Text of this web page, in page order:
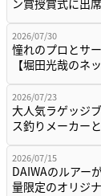
ン賞授賞式に出
2026/07/30
憧れのプロとサ
【堀田光哉のネ
2026/07/23
大人気ラゲッジ
ス釣りメーカー
2026/07/15
DAIWAのルアー
量限定のオリジ